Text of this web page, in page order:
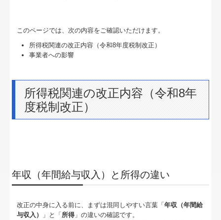
TKCシステムQ&A
経営革新等支援機関とは
関連リンク
TKCリンク集
経営者の四季
このページでは、次の内容をご確認いただけます。
所得税関連の改正内容（令和8年度税制改正）
事業者への影響
所得税関連の改正内容（令和8年
度税制改正）
年収（年間給与収入）と所得の違い
改正の中身に入る前に、まずは混同しやすい言葉「年収（年間給
与収入）
」と「所得」の違いの確認です。